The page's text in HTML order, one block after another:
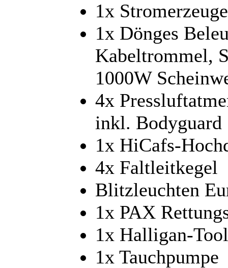
1x
1x Dönges
Kabeltrommel,
1000W
4x
inkl. Bodyguard
1x HiCafs-
4x Faltleitkegel
Blitzleuchten
1x PAX
1x Halligan-Tool
1x Tauchpumpe